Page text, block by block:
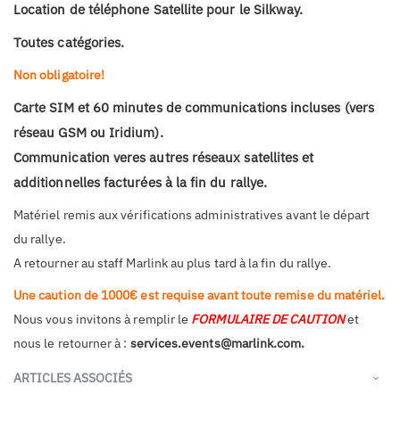
Location de téléphone Satellite pour le Silkway.
Toutes catégories.
Non obligatoire!
Carte SIM et 60 minutes de communications incluses (vers
réseau GSM ou Iridium).
Communication veres autres réseaux satellites et
additionnelles facturées à la fin du rallye.
Matériel remis aux vérifications administratives avant le départ
du rallye.
A retourner au staff Marlink au plus tard à la fin du rallye.
Une caution de 1000€ est requise avant toute remise du matériel.
Nous vous invitons à remplir le FORMULAIRE DE CAUTIONet
nous le retourner à : services.events@marlink.com.
ARTICLES ASSOCIÉS